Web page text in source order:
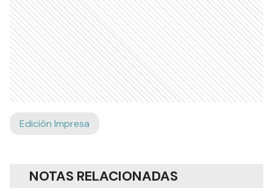
Edición Impresa
NOTAS RELACIONADAS